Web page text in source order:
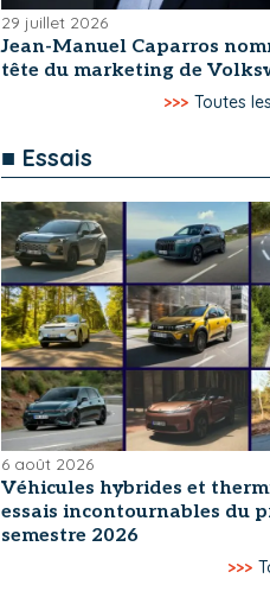
29 juillet 2026
Jean-Manuel Caparros
tête du marketing de
>>> Toutes
■ Essais
6 août 2026
Véhicules hybrides et
essais incontournables du
semestre 2026
>>>